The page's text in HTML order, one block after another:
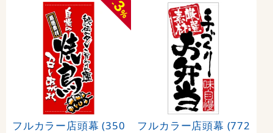
-
3
%
フルカラー店頭幕 (350
フルカラー店頭幕 (772